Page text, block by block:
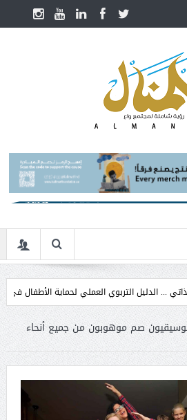
العملي لحماية الأطفال في مرحلة التدخل
صم موهوبون من جميع أنحاء